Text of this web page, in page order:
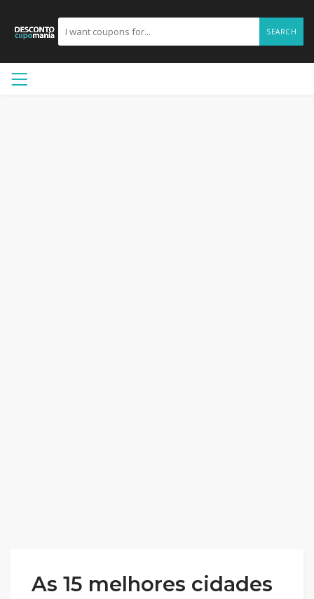
SEARCH
As 15 melhores cidades